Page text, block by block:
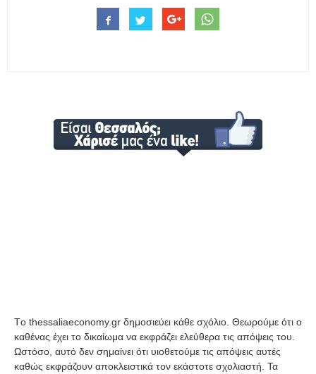
Tο thessaliaeconomy.gr δημοσιεύει κάθε σχόλιο. Θεωρούμε ότι ο
καθένας έχει το δικαίωμα να εκφράζει ελεύθερα τις απόψεις του.
Ωστόσο, αυτό δεν σημαίνει ότι υιοθετούμε τις απόψεις αυτές
καθώς εκφράζουν αποκλειστικά τον εκάστοτε σχολιαστή. Τα